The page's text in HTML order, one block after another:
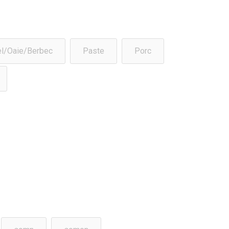
Oaie/Berbec Paste Porc